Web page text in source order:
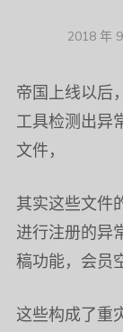
2018 年
帝国上线以后
工具检测出异
文件，
其实这些文件
进行注册的异
稿功能，会员
这些构成了重